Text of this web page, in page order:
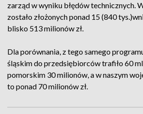
zarząd w wyniku błędów technicznych.
zostało złożonych ponad 15 (840
blisko 513 milionów zł.
Dla porównania, z tego samego
śląskim do przedsiębiorców trafiło 60
pomorskim 30 milionów, a w naszym
to ponad 70 milionów zł.